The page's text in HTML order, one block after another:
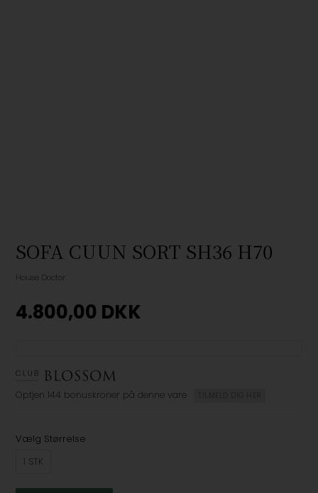
SOFA CUUN SORT SH36 H70
House Doctor
4.800,00 DKK
Optjen 144 bonuskroner på denne vare TILMELD DIG HER
Vælg Størrelse
1 STK